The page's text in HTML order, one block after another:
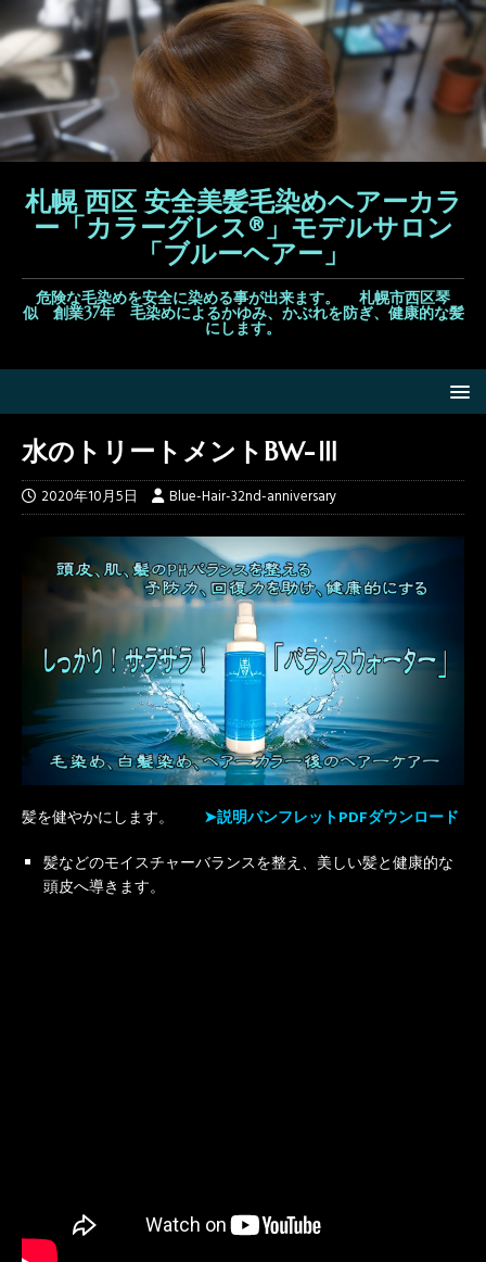
札幌 西区 安全美髪毛染めヘアーカラ
ー「カラーグレス®」モデルサロン
「ブルーヘアー」
危険な毛染めを安全に染める事が出来ます。 札幌市西区琴
似 創業37年 毛染めによるかゆみ、かぶれを防ぎ、健康的な髪
にします。
水のトリートメントBW-Ⅲ
2020年10月5日 Blue-Hair-32nd-anniversary
髪を健やかにします。 ➤説明パンフレットPDFダウンロード
髪などのモイスチャーバランスを整え、美しい髪と健康的な
頭皮へ導きます。